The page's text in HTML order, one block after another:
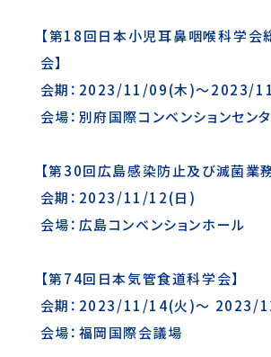
【第18回日本小児耳鼻咽喉科学会
会】
会期：2023/11/09(木)～2023/
会場：別府国際コンベンションセン
【第30回広島感染防止及び滅菌業
会期：2023/11/12(日)
会場：広島コンベンションホール
【第74回日本気管食道科学会】
会期：2023/11/14(火)～ 2023/
会場：福岡国際会議場